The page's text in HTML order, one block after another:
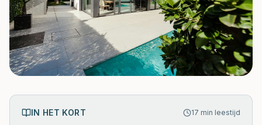
IN HET KORT 17 min leestijd